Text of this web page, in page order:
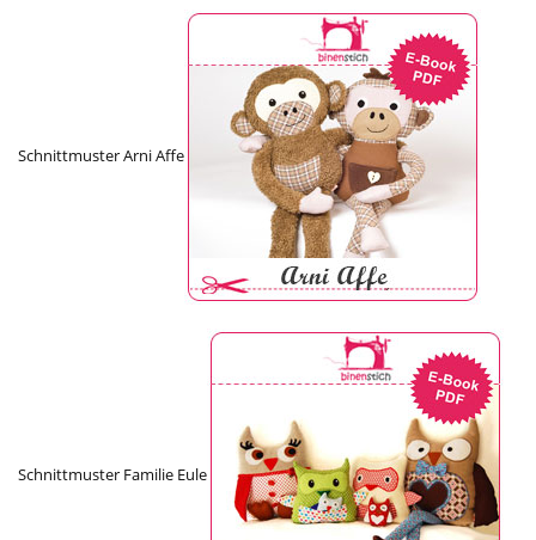
Schnittmuster Arni Affe
Schnittmuster Familie Eule